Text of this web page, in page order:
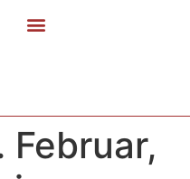
Februar,